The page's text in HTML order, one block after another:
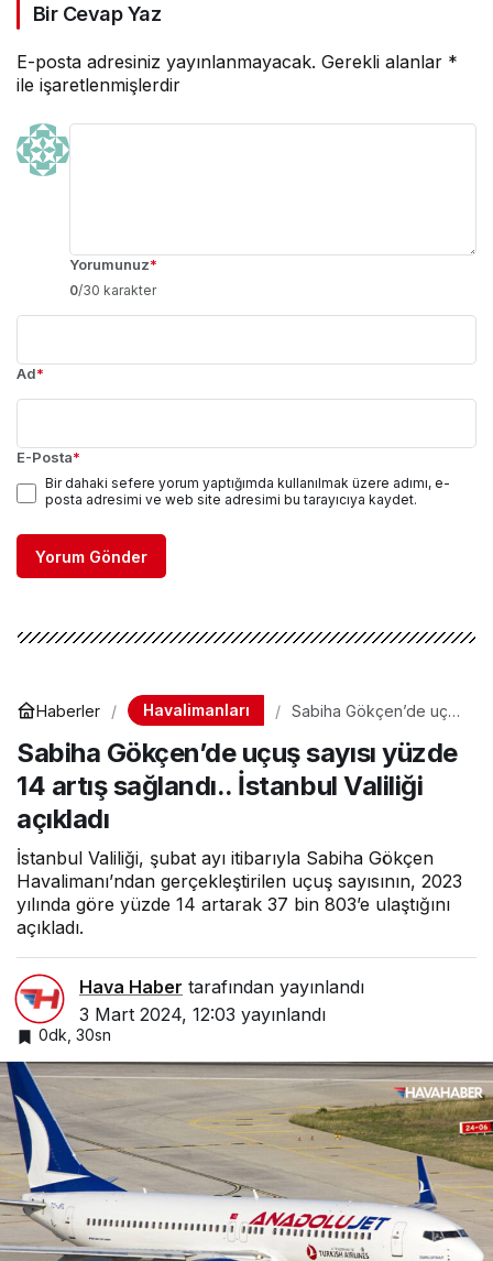
Bir Cevap Yaz
E-posta adresiniz yayınlanmayacak. Gerekli alanlar *
ile işaretlenmişlerdir
Yorumunuz*
0/30 karakter
Ad*
E-Posta*
Bir dahaki sefere yorum yaptığımda kullanılmak üzere adımı, e-
posta adresimi ve web site adresimi bu tarayıcıya kaydet.
Yorum Gönder
Haberler Havalimanları
Sabiha Gökçen’de uçuş
sağlandı.. İstanbul
Valiliği açıkladı
Sabiha Gökçen’de uçuş sayısı yüzde
14 artış sağlandı.. İstanbul Valiliği
açıkladı
İstanbul Valiliği, şubat ayı itibarıyla Sabiha Gökçen
Havalimanı’ndan gerçekleştirilen uçuş sayısının, 2023
yılında göre yüzde 14 artarak 37 bin 803’e ulaştığını
açıkladı.
Hava Haber tarafından yayınlandı
3 Mart 2024, 12:03 yayınlandı
0dk, 30sn